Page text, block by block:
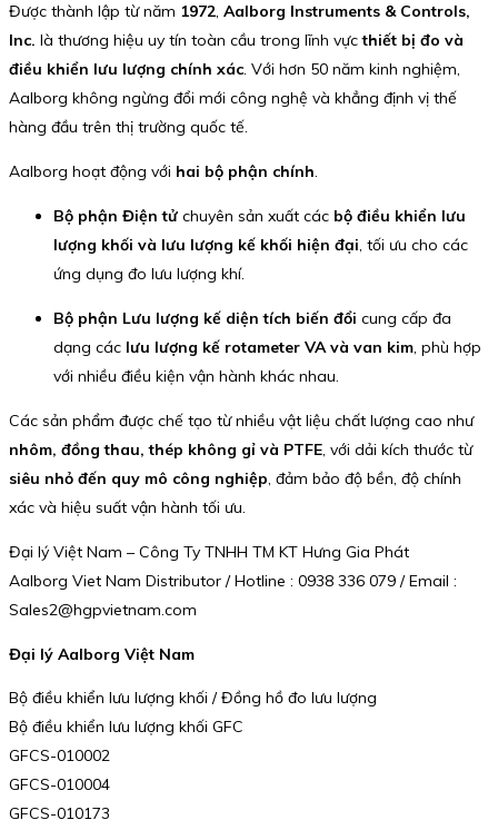
Được thành lập từ năm 1972, Aalborg Instruments & Controls,
Inc. là thương hiệu uy tín toàn cầu trong lĩnh vựcthiết bị đo và
điều khiển lưu lượng chính xác. Với hơn 50 năm kinh nghiệm,
Aalborg không ngừng đổi mới công nghệ và khẳng định vị thế
hàng đầu trên thị trường quốc tế.
Aalborg hoạt động với hai bộ phận chính.
Bộ phận Điện tử chuyên sản xuất các bộ điều khiển lưu
lượng khối và lưu lượng kế khối hiện đại, tối ưu cho các
ứng dụng đo lưu lượng khí.
Bộ phận Lưu lượng kế diện tích biến đổi cung cấp đa
dạng các lưu lượng kế rotameter VA và van kim, phù hợp
với nhiều điều kiện vận hành khác nhau.
Các sản phẩm được chế tạo từ nhiều vật liệu chất lượng cao như
nhôm, đồng thau, thép không gỉ và PTFE, với dải kích thước từ
siêu nhỏ đến quy mô công nghiệp, đảm bảo độ bền, độ chính
xác và hiệu suất vận hành tối ưu.
Đại lý Việt Nam – Công Ty TNHH TM KT Hưng Gia Phát
Aalborg Viet Nam Distributor / Hotline : 0938 336 079 / Email :
Sales2@hgpvietnam.com
Đại lý Aalborg Việt Nam
Bộ điều khiển lưu lượng khối / Đồng hồ đo lưu lượng
Bộ điều khiển lưu lượng khối GFC
GFCS-010002
GFCS-010004
GFCS-010173